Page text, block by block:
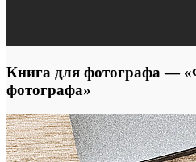
Книга для фотографа —
фотографа»